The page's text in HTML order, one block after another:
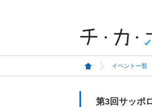
イベント一覧
第3回サッポ